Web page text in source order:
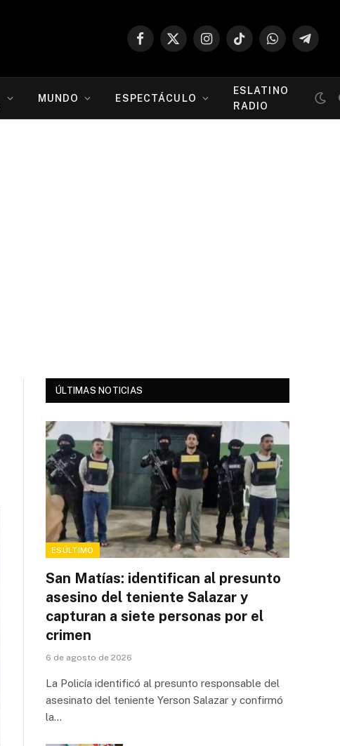
Facebook
X
InstagramTikTokWhatsApp
MUNDO ESPECTÁCULO
ESLATINO
RADIO
ÚLTIMAS NOTICIAS
ESÚLTIMO
San Matías: identifican al presunto
asesino del teniente Salazar y
capturan a siete personas por el
crimen
6 de agosto de 2026
La Policía identificó al presunto responsable del
asesinato del teniente Yerson Salazar y confirmó
la…